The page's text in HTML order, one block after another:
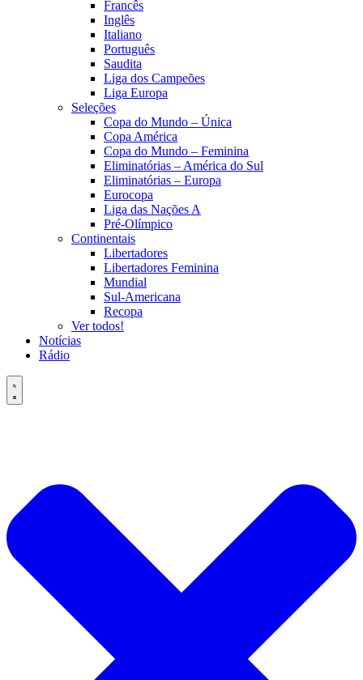
Francês
Inglês
Italiano
Português
Saudita
Liga dos Campeões
Liga Europa
Seleções
Copa do Mundo – Única
Copa América
Copa do Mundo – Feminina
Eliminatórias – América do Sul
Eliminatórias – Europa
Eurocopa
Liga das Nações A
Pré-Olímpico
Continentais
Libertadores
Libertadores Feminina
Mundial
Sul-Americana
Recopa
Ver todos!
Notícias
Rádio